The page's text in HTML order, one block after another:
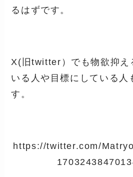
るはずです。
X(旧twitter）でも物欲抑え
いる人や目標にしている人
す。
https://twitter.com/